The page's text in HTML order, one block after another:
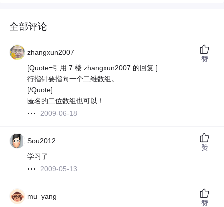
全部评论
zhangxun2007
[Quote=引用 7 楼 zhangxun2007 的回复:]
行指针要指向一个二维数组。
[/Quote]
匿名的二位数组也可以！
2009-06-18
赞
Sou2012
学习了
2009-05-13
赞
mu_yang
赞